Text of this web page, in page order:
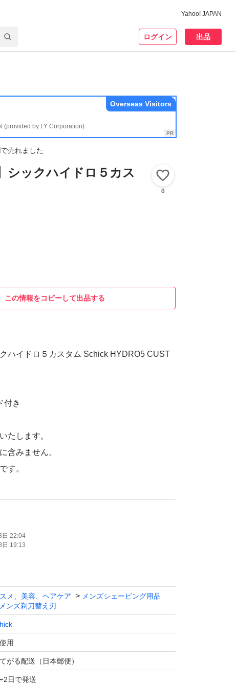
Yahoo! JAPAN
ログイン 出品
(provided by LY Corporation)
Overseas Visitors
で売れました
シックハイドロ５カス
0
この情報をコピーして出品する
クハイドロ５カスタム Schick HYDRO5 CUST
付き
たします。
含みません。
す。
購入お願いいたします。
アメリカ製
剤：中国製
日 22:04
19:13
メ、美容、ヘアケア
メンズシェービング用品
メンズ剃刀替え刃
用
がる配送（日本郵便）
2日で発送